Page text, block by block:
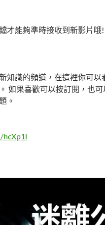
才能夠準時接收到新影片哦!
知識的頻道，在這裡你可以
如果喜歡可以按訂閱，也
。
hcXp1l